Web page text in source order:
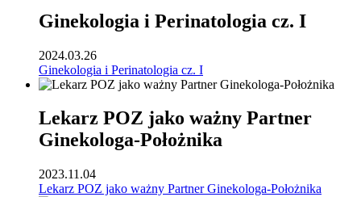
Ginekologia i Perinatologia cz. I
2024.03.26
Ginekologia i Perinatologia cz. I
Lekarz POZ jako ważny Partner
Ginekologa-Położnika
2023.11.04
Lekarz POZ jako ważny Partner Ginekologa-Położnika